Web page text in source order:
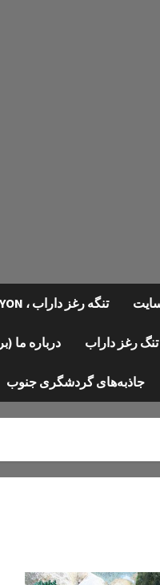
تنگه رغز داراب ، REGHZ CANYON
رغز داراب درباره ما
جاذبه‌های گردشگری جنوب